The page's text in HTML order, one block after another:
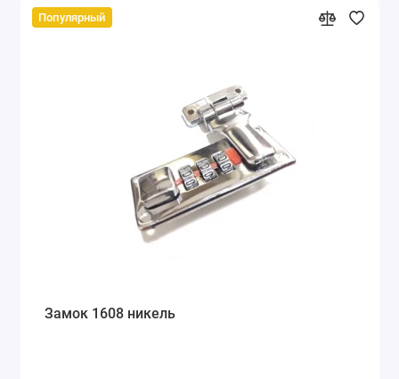
Популярный
Замок 1608 никель